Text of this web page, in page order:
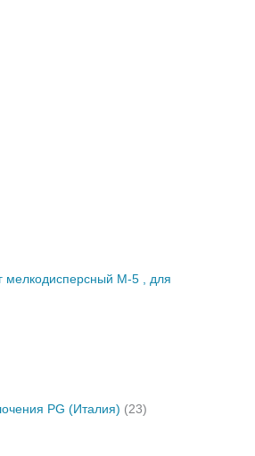
мелкодисперсный М-5 , для
PG (Италия) 23